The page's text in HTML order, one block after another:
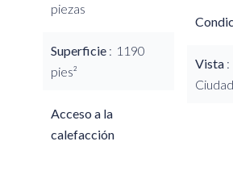
piezas
Superficie
1190
pies²
Acceso a la
calefacción
Vista
Ciudad